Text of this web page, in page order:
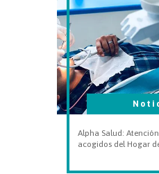
Alpha Salud:
acogidos del Hogar